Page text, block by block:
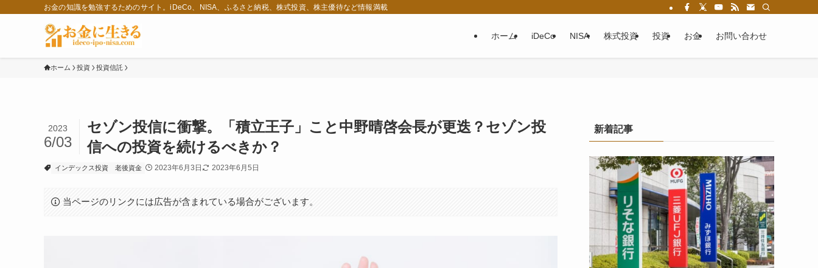
お金の知識を勉強するためのサイト。iDeCo、NISA、ふるさと納税、株式投資、株主優待など情報満載
ホーム iDeCo NISA 株式投資 投資 お金 お問い合わせ
ホーム 投資 投資信託
セゾン投信に衝撃。「積立王子」こと中野晴啓会長が更迭？セゾン投
信への投資を続けるべきか？
2023
6/03
インデックス投資 老後資金 2023年6月3日 2023年6月5日
当ページのリンクには広告が含まれている場合がございます。
新着記事